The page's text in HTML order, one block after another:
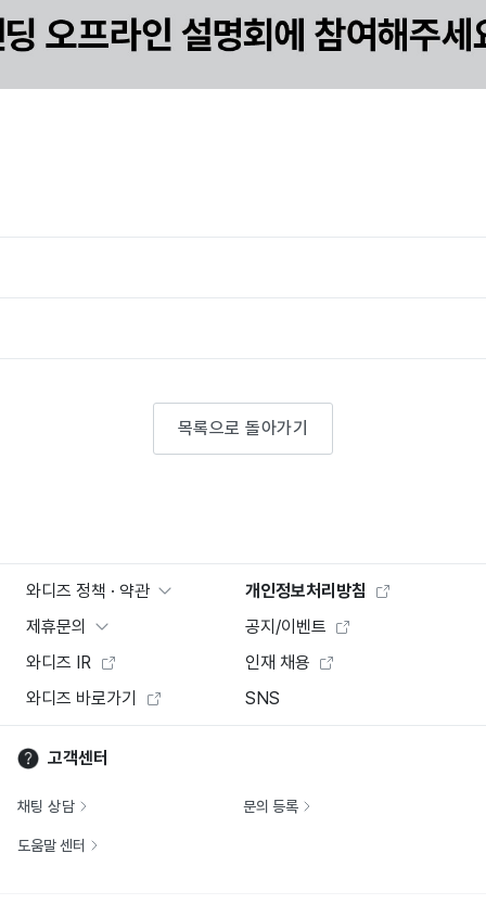
목록으로 돌아가기
와디즈 정책 · 약관
개인정보처리방침
제휴문의
공지/이벤트
와디즈 IR
인재 채용
와디즈 바로가기
SNS
고객센터
채팅 상담 문의 등록
도움말 센터